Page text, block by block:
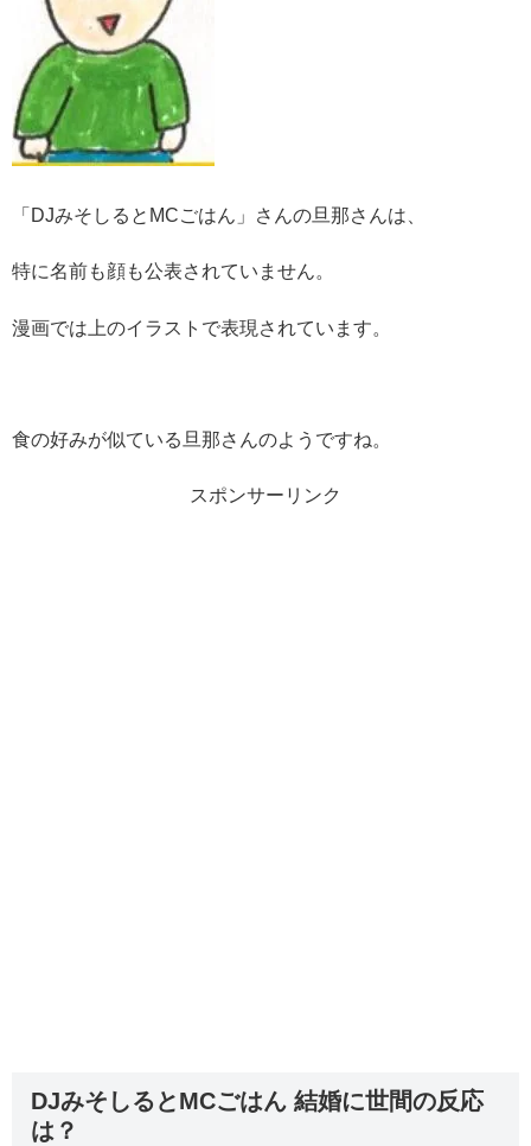
「DJみそしるとMCごはん」さんの旦那さんは、
特に名前も顔も公表されていません。
漫画では上のイラストで表現されています。
食の好みが似ている旦那さんのようですね。
スポンサーリンク
DJみそしるとMCごはん 結婚に世間の反応
は？